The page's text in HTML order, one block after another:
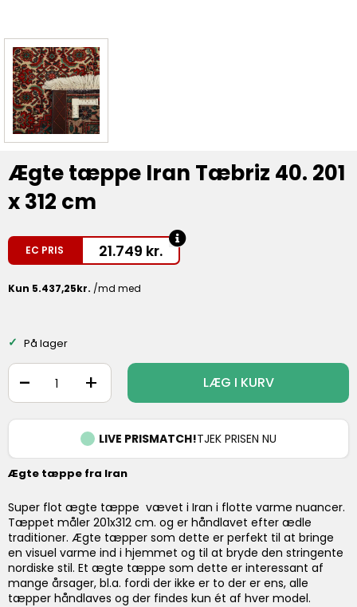
Ægte tæppe Iran Tæbriz 40. 201
x 312 cm
EC PRIS 21.749 kr.
På lager
+
- LÆG I KURV
LIVE PRISMATCH!TJEK PRISEN NU
Ægte tæppe fra Iran
Super flot ægte tæppe vævet i Iran i flotte varme nuancer.
Tæppet måler 201x312 cm. og er håndlavet efter ædle
traditioner. Ægte tæpper som dette er perfekt til at bringe
en visuel varme ind i hjemmet og til at bryde den stringente
nordiske stil. Et ægte tæppe som dette er interessant af
mange årsager, bl.a. fordi der ikke er to der er ens, alle
tæpper håndlaves og der findes kun ét af hver model.